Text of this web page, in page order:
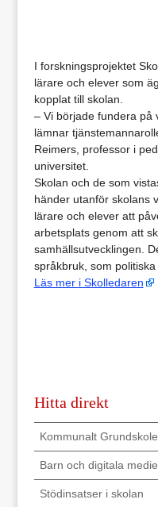
I forskningsprojektet
lärare och elever som
kopplat till skolan.
– Vi började fundera på
lämnar
Reimers, professor i
universitet.
Skolan och de som
händer utanför skolans
lärare och elever att
arbetsplats genom att
samhällsutvecklingen.
språkbruk, som politiska
Läs mer i Skolledaren
Hitta direkt
Kommunalt
Barn och digitala
Stödinsatser i skolan